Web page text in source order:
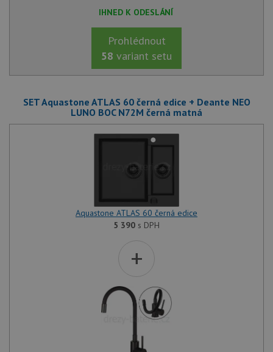
IHNED K ODESLÁNÍ
Prohlédnout
58 variant setu
SET Aquastone ATLAS 60 černá edice + Deante NEO
LUNO BOC N72M černá matná
Aquastone ATLAS 60 černá edice
5 390 s DPH
+